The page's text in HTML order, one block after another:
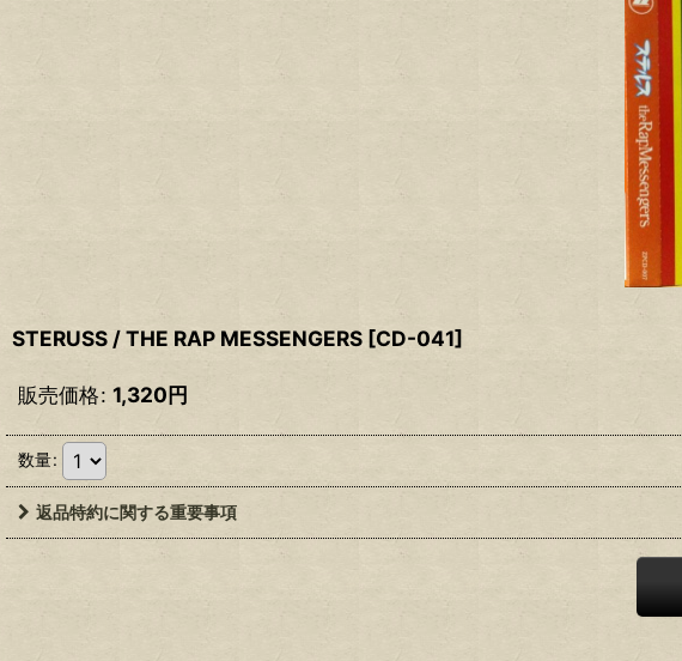
STERUSS / THE RAP MESSENGERS [CD-041]
販売価格: 1,320円
数量:
返品特約に関する重要事項